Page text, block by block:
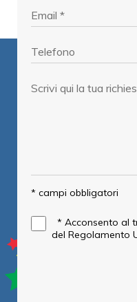
* campi obbligatori
* Acconsento al
del Regolamento